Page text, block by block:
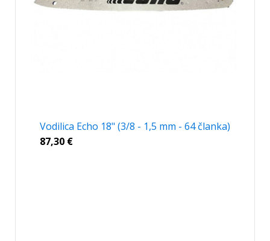
Vodilica Echo 18" (3/8 - 1,5 mm - 64 članka)
87,30 €